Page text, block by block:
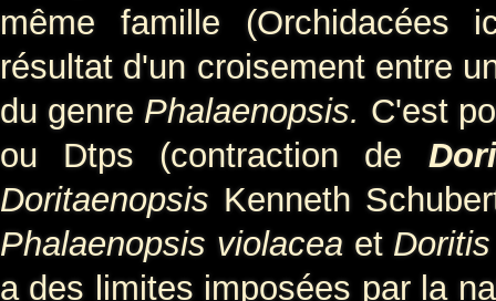
même famille
résultat d'un croisement entre
du genre Phalaenopsis. C'est
ou Dtps (contraction de
Doritaenopsis Kenneth
Phalaenopsis violaceaet
a des limites imposées par la